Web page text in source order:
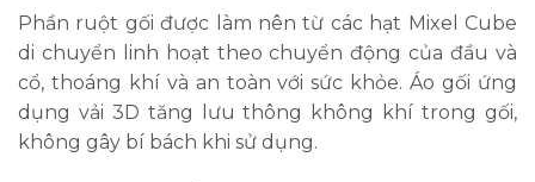
Phần ruột gối được làm nên từ các hạt Mixel Cube
di chuyển linh hoạt theo chuyển động của đầu và
cổ, thoáng khí và an toàn với sức khỏe. Áo gối ứng
dụng vải 3D tăng lưu thông không khí trong gối,
không gây bí bách khi sử dụng.